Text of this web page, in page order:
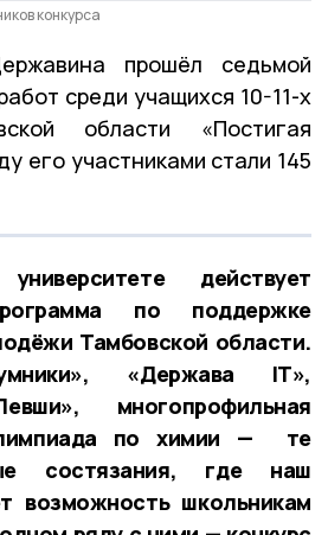
конкурса
прошёл седьмой
среди учащихся 10-11-х
области «Постигая
его участниками стали 145
действует
по поддержке
Тамбовской области.
«Держава IT»,
многопрофильная
по химии — те
состязания, где наш
возможность школьникам